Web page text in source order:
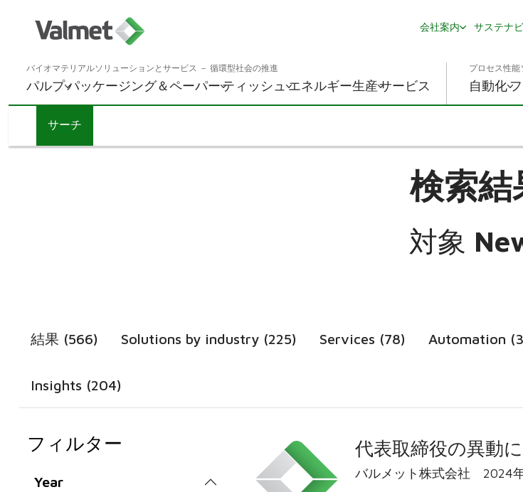
会社案内
サステナ
バイオマテリアルソリューションとサービス － 循環型社会の推進
パルプパッケージング＆ペーパーティッシュエネルギー生産サービス
プロセス性
自動化
サーチ
検索結
対象
結果 (566) Solutions by industry (225) Services (78) Automation
Insights (204)
フィルター
Year
代表取締役の異動
バルメット株式会社 2024